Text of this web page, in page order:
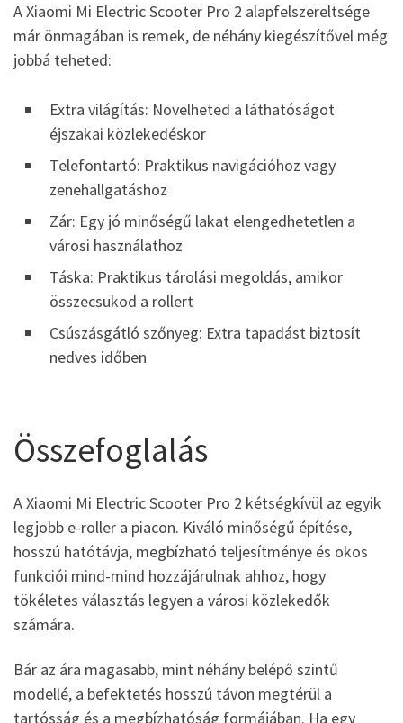
A Xiaomi Mi Electric Scooter Pro 2 alapfelszereltsége
már önmagában is remek, de néhány kiegészítővel még
jobbá teheted:
Extra világítás: Növelheted a láthatóságot
éjszakai közlekedéskor
Telefontartó: Praktikus navigációhoz vagy
zenehallgatáshoz
Zár: Egy jó minőségű lakat elengedhetetlen a
városi használathoz
Táska: Praktikus tárolási megoldás, amikor
összecsukod a rollert
Csúszásgátló szőnyeg: Extra tapadást biztosít
nedves időben
Összefoglalás
A Xiaomi Mi Electric Scooter Pro 2 kétségkívül az egyik
legjobb e-roller a piacon. Kiváló minőségű építése,
hosszú hatótávja, megbízható teljesítménye és okos
funkciói mind-mind hozzájárulnak ahhoz, hogy
tökéletes választás legyen a városi közlekedők
számára.
Bár az ára magasabb, mint néhány belépő szintű
modellé, a befektetés hosszú távon megtérül a
tartósság és a megbízhatóság formájában. Ha egy